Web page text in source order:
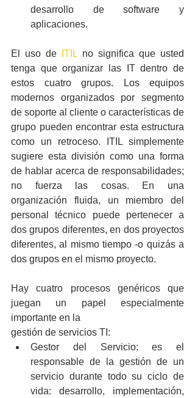
desarrollo de software y
aplicaciones.
El uso de ITIL no significa que usted
tenga que organizar las IT dentro de
estos cuatro grupos. Los equipos
modernos organizados por segmento
de soporte al cliente o características de
grupo pueden encontrar esta estructura
como un retroceso. ITIL simplemente
sugiere esta división como una forma
de hablar acerca de responsabilidades;
no fuerza las cosas. En una
organización fluida, un miembro del
personal técnico puede pertenecer a
dos grupos diferentes, en dos proyectos
diferentes, al mismo tiempo -o quizás a
dos grupos en el mismo proyecto.
Hay cuatro procesos genéricos que
juegan un papel especialmente
importante en la
gestión de servicios TI:
Gestor del Servicio: es el
responsable de la gestión de un
servicio durante todo su ciclo de
vida: desarrollo, implementación,